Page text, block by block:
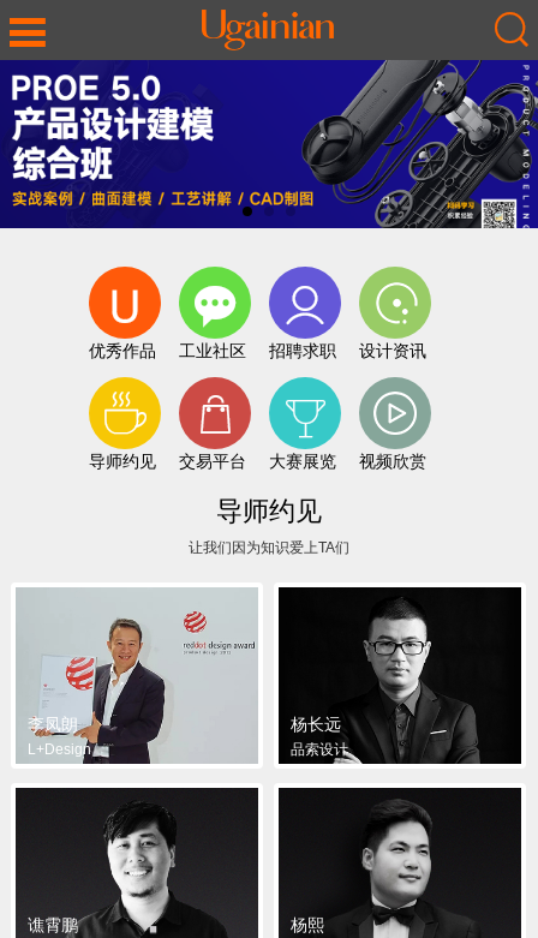
优秀作品 工业社区 招聘求职 设计资讯
导师约见 交易平台 大赛展览 视频欣赏
导师约见
让我们因为知识爱上TA们
李凤朗
L+Design
杨长远
品索设计
谯霄鹏 杨熙